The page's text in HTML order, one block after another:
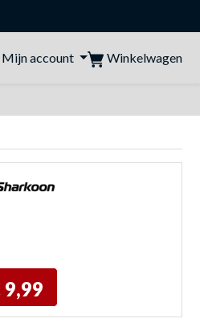
Mijn account Winkelwagen
9,99